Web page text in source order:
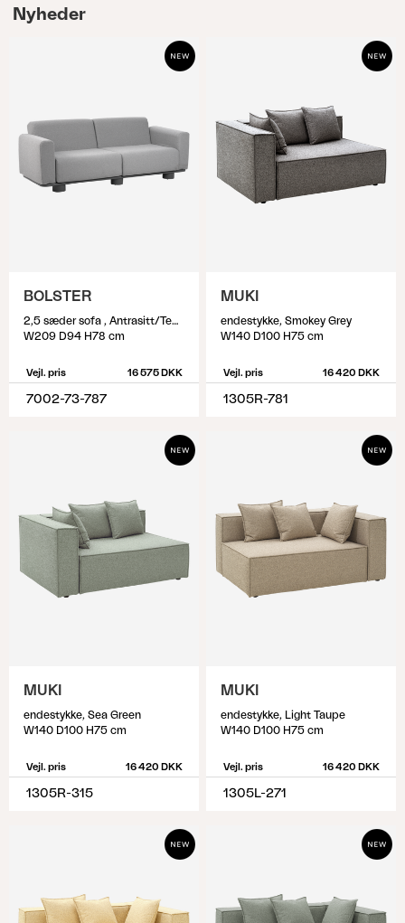
Nyheder
BOLSTER
2,5 sæder sofa , Antrasitt/Teddy Grey
W209 D94 H78 cm
Vejl. pris 16 575 DKK
7002-73-787
MUKI
endestykke, Smokey Grey
W140 D100 H75 cm
Vejl. pris 16 420 DKK
1305R-781
MUKI
endestykke, Sea Green
W140 D100 H75 cm
Vejl. pris 16 420 DKK
1305R-315
MUKI
endestykke, Light Taupe
W140 D100 H75 cm
Vejl. pris 16 420 DKK
1305L-271